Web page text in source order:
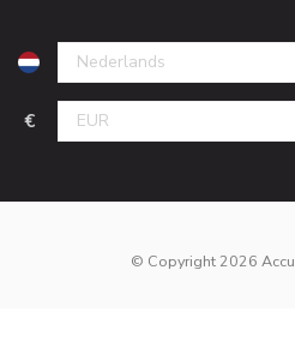
€
© Copyright 2026